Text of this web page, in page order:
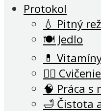
Protokol
💧 Pitný
🍽 Jedlo
💊
🧘‍♂️
🧠 Práca s
🛁 Čistota